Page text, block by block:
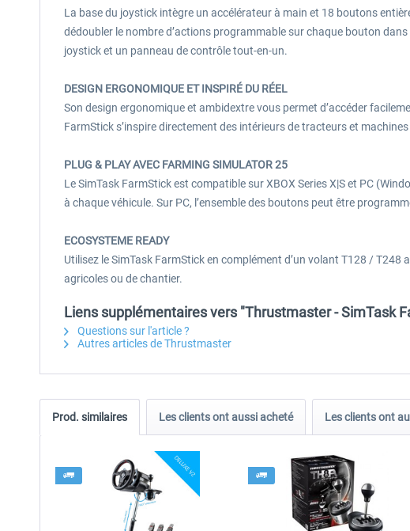
La base du joystick intègre un accélérateur à main et 18 boutons
dédoubler le nombre d’actions programmable sur chaque bouton
joystick et un panneau de contrôle tout-en-un.
DESIGN ERGONOMIQUE ET INSPIRÉ DU RÉEL
Son design ergonomique et ambidextre vous permet d’accéder
FarmStick s’inspire directement des intérieurs de tracteurs et
PLUG & PLAY AVEC FARMING SIMULATOR 25
Le SimTask FarmStick est compatible sur XBOX Series X|S et PC
à chaque véhicule. Sur PC, l’ensemble des boutons peut être
ECOSYSTEME READY
Utilisez le SimTask FarmStick en complément d’un volant T128 /
agricoles ou de chantier.
Liens supplémentaires vers "Thrustmaster - SimTask
Questions sur l'article ?
Autres articles de Thrustmaster
Prod. similaires Les clients ont aussi acheté Les clients ont